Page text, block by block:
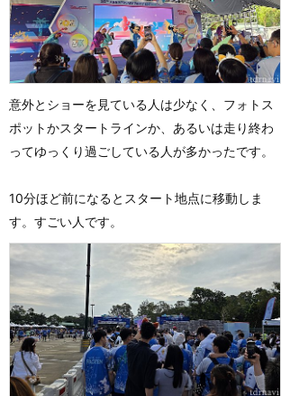
意外とショーを見ている人は少なく、フォトス
ポットかスタートラインか、あるいは走り終わ
ってゆっくり過ごしている人が多かったです。
10分ほど前になるとスタート地点に移動しま
す。すごい人です。